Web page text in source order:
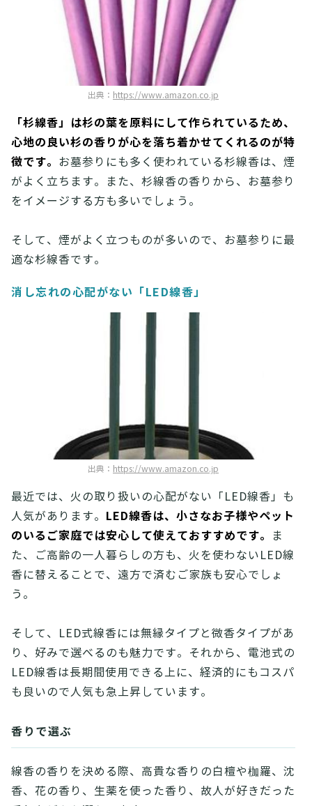
出典： https://www.amazon.co.jp
「杉線香」は杉の葉を原料にして作られているため、
心地の良い杉の香りが心を落ち着かせてくれるのが特
徴です。
お墓参りにも多く使われている杉線香は、煙
がよく立ちます。また、杉線香の香りから、お墓参り
をイメージする方も多いでしょう。
そして、煙がよく立つものが多いので、お墓参りに最
適な杉線香です。
消し忘れの心配がない「LED線香」
出典： https://www.amazon.co.jp
最近では、火の取り扱いの心配がない「LED線香」も
人気があります。 LED線香は、小さなお子様やペット
のいるご家庭では安心して使えておすすめです。
ま
た、ご高齢の一人暮らしの方も、火を使わないLED線
香に替えることで、遠方で済むご家族も安心でしょ
う。
そして、LED式線香には無縁タイプと微香タイプがあ
り、好みで選べるのも魅力です。それから、電池式の
LED線香は長期間使用できる上に、経済的にもコスパ
も良いので人気も急上昇しています。
香りで選ぶ
線香の香りを決める際、高貴な香りの白檀や枷羅、沈
香、花の香り、生薬を使った香り、故人が好きだった